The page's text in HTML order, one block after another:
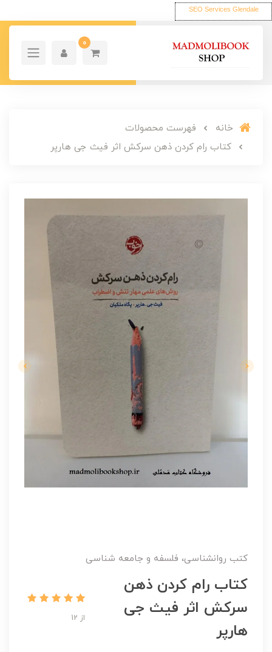
SEO Services Glendale
0
خانه
فهرست محصولات
کتاب رام کردن ذهن سرکش اثر فیث جی هارپر
کتب روانشناسی، فلسفه و جامعه شناسی
کتاب رام کردن ذهن
سرکش اثر فیث جی
هارپر
از 12